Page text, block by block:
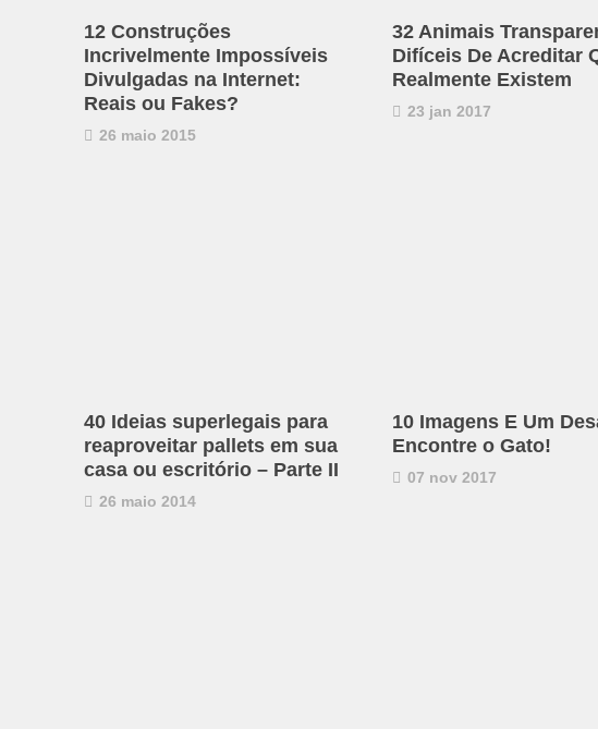
12 Construções
Incrivelmente Impossíveis
Divulgadas na Internet:
Reais ou Fakes?
26 maio 2015
32 Animais
Difíceis De Acreditar
Realmente Existem
23 jan 2017
40 Ideias superlegais para
reaproveitar pallets em sua
casa ou escritório – Parte II
26 maio 2014
10 Imagens E Um
Encontre o Gato!
07 nov 2017